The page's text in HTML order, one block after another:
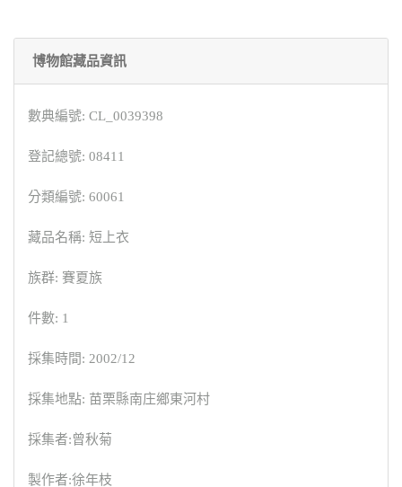
博物館藏品資訊
數典編號: CL_0039398
登記總號: 08411
分類編號: 60061
藏品名稱: 短上衣
族群: 賽夏族
件數: 1
採集時間: 2002/12
採集地點: 苗栗縣南庄鄉東河村
採集者:曾秋菊
製作者:徐年枝